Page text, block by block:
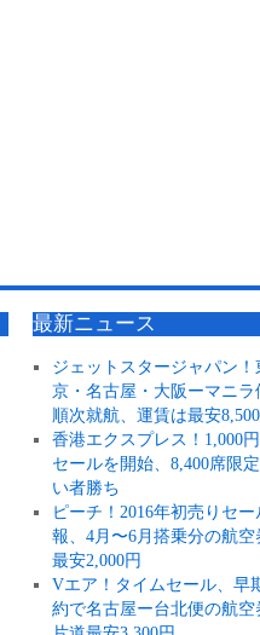
最新ニュース
ジェットスタージャパン！
京・名古屋・大阪ーマニラ
順次就航、運賃は最安
香港エクスプレス！1,000
セールを開始、8,400席限
い者勝ち
ピーチ！2016年初売りセー
報、4月〜6月搭乗分の航空
最安2,000円
Vエア！タイムセール、早
約で名古屋ー台北便の航空